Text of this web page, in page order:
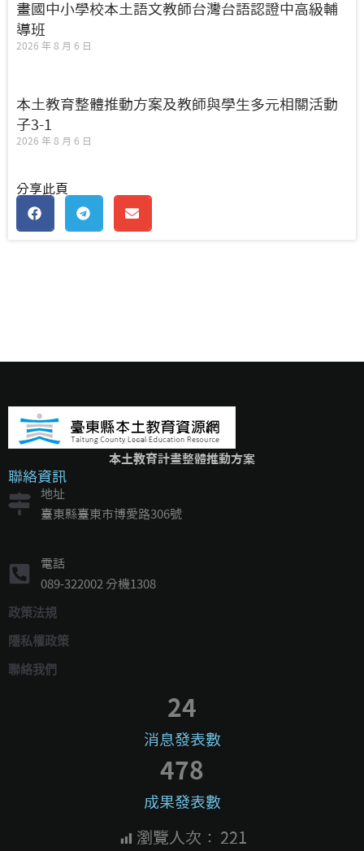
畫國中小學校本土語文教師台灣台語認證中高級輔
導班
2026 年 8 月 6 日
本土教育整體推動方案及教師與學生多元相關活動
子3-1
2026 年 8 月 6 日
分享此頁
本土教育計畫整體推動方案
聯絡資訊
地址
臺東縣臺東市博愛路306號
電話
089-322002 分機1308
政策法規
隱私權政策
聯絡我們
消息發表數
24
成果發表數
478
瀏覽人次： 221